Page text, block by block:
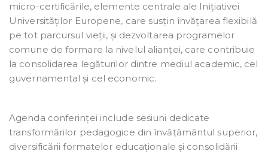
micro-certificările, elemente centrale ale Inițiativei
Universităților Europene, care susțin învățarea flexibilă
pe tot parcursul vieții, și dezvoltarea programelor
comune de formare la nivelul alianței, care contribuie
la consolidarea legăturilor dintre mediul academic, cel
guvernamental și cel economic.
Agenda conferinței include sesiuni dedicate
transformărilor pedagogice din învățământul superior,
diversificării formatelor educaționale și consolidării